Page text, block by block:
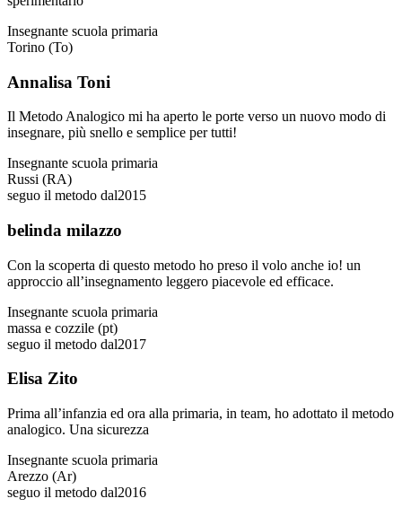
Insegnante scuola primaria
Torino (To)
Annalisa Toni
Il Metodo Analogico mi ha aperto le porte verso un nuovo modo di
insegnare, più snello e semplice per tutti!
Insegnante scuola primaria
Russi (RA)
seguo il metodo dal2015
belinda milazzo
Con la scoperta di questo metodo ho preso il volo anche io! un
approccio all’insegnamento leggero piacevole ed efficace.
Insegnante scuola primaria
massa e cozzile (pt)
seguo il metodo dal2017
Elisa Zito
Prima all’infanzia ed ora alla primaria, in team, ho adottato il metodo
analogico. Una sicurezza
Insegnante scuola primaria
Arezzo (Ar)
seguo il metodo dal2016